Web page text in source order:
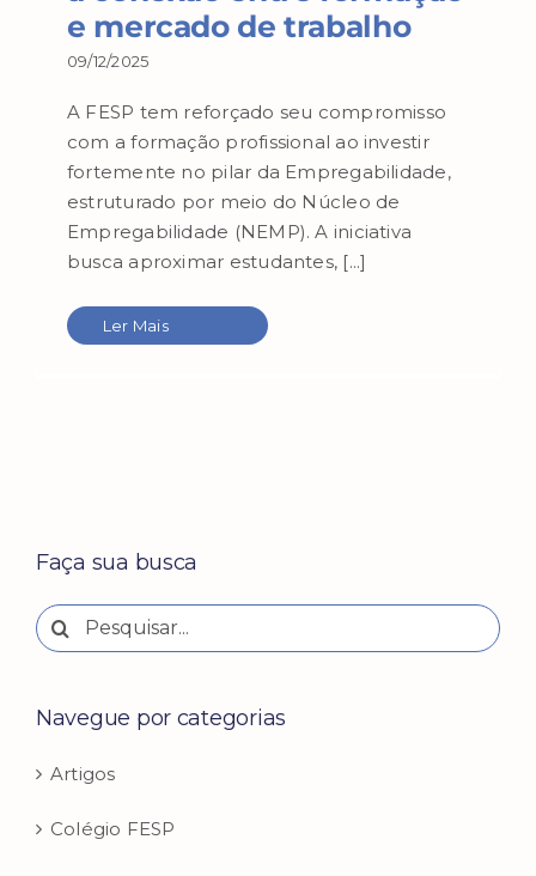
e mercado de trabalho
09/12/2025
A FESP tem reforçado seu compromisso
com a formação profissional ao investir
fortemente no pilar da Empregabilidade,
estruturado por meio do Núcleo de
Empregabilidade (NEMP). A iniciativa
busca aproximar estudantes, [...]
Ler Mais
Faça sua busca
Buscar
resultados
Navegue por categorias
Artigos
Colégio FESP